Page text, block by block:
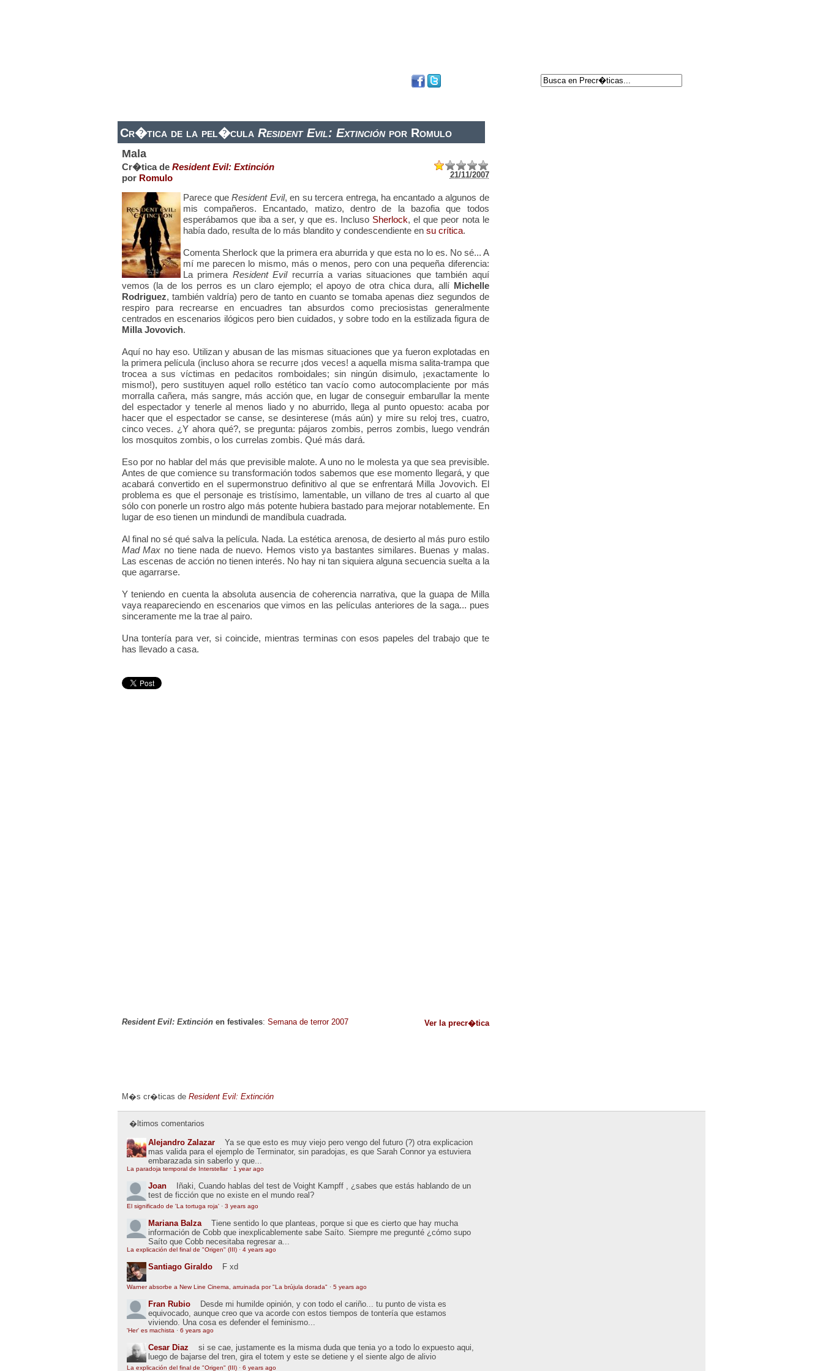
Cr�tica de la pel�cula Resident Evil: Extinciónpor Romulo
Mala
21/11/2007
Cr�tica de Resident Evil: Extinción
por Romulo
Parece queResident Evil, en su tercera entrega, ha encantado a algunos de
mis compañeros. Encantado, matizo, dentro de la bazofia que todos
esperábamos que iba a ser, y que es. Incluso Sherlock, el que peor nota le
había dado, resulta de lo más blandito y condescendiente en su crítica.
Comenta Sherlock que la primera era aburrida y que esta no lo es. No sé... A
mí me parecen lo mismo, más o menos, pero con una pequeña diferencia:
La primera Resident Evilrecurría a varias situaciones que también aquí
vemos (la de los perros es un claro ejemplo; el apoyo de otra chica dura, allí Michelle
Rodriguez, también valdría) pero de tanto en cuanto se tomaba apenas diez segundos de
respiro para recrearse en encuadres tan absurdos como preciosistas generalmente
centrados en escenarios ilógicos pero bien cuidados, y sobre todo en la estilizada figura de
Milla Jovovich.
Aquí no hay eso. Utilizan y abusan de las mismas situaciones que ya fueron explotadas en
la primera película (incluso ahora se recurre ¡dos veces! a aquella misma salita-trampa que
trocea a sus víctimas en pedacitos romboidales; sin ningún disimulo, ¡exactamente lo
mismo!), pero sustituyen aquel rollo estético tan vacío como autocomplaciente por más
morralla cañera, más sangre, más acción que, en lugar de conseguir embarullar la mente
del espectador y tenerle al menos liado y no aburrido, llega al punto opuesto: acaba por
hacer que el espectador se canse, se desinterese (más aún) y mire su reloj tres, cuatro,
cinco veces. ¿Y ahora qué?, se pregunta: pájaros zombis, perros zombis, luego vendrán
los mosquitos zombis, o los currelas zombis. Qué más dará.
Eso por no hablar del más que previsible malote. A uno no le molesta ya que sea previsible.
Antes de que comience su transformación todos sabemos que ese momento llegará, y que
acabará convertido en el supermonstruo definitivo al que se enfrentará Milla Jovovich. El
problema es que el personaje es tristísimo, lamentable, un villano de tres al cuarto al que
sólo con ponerle un rostro algo más potente hubiera bastado para mejorar notablemente. En
lugar de eso tienen un mindundi de mandíbula cuadrada.
Al final no sé qué salva la película. Nada. La estética arenosa, de desierto al más puro estilo
Mad Max no tiene nada de nuevo. Hemos visto ya bastantes similares. Buenas y malas.
Las escenas de acción no tienen interés. No hay ni tan siquiera alguna secuencia suelta a la
que agarrarse.
Y teniendo en cuenta la absoluta ausencia de coherencia narrativa, que la guapa de Milla
vaya reapareciendo en escenarios que vimos en las películas anteriores de la saga... pues
sinceramente me la trae al pairo.
Una tontería para ver, si coincide, mientras terminas con esos papeles del trabajo que te
has llevado a casa.
Resident Evil: Extinciónen festivales: Semana de terror 2007
M�s cr�ticas de Resident Evil: Extinción
Ver la precr�tica
�ltimos comentarios
Alejandro Zalazar
Ya se que esto es muy viejo pero vengo del futuro (?) otra explicacion
mas valida para el ejemplo de Terminator, sin paradojas, es que Sarah Connor ya estuviera
embarazada sin saberlo y que...
La paradoja temporal de Interstellar· 1 year ago
Joan
Iñaki, Cuando hablas del test de Voight Kampff , ¿sabes que estás hablando de un
test de ficción que no existe en el mundo real?
El significado de 'La tortuga roja' · 3 years ago
Mariana Balza
Tiene sentido lo que planteas, porque si que es cierto que hay mucha
información de Cobb que inexplicablemente sabe Saíto. Siempre me pregunté ¿cómo supo
Saíto que Cobb necesitaba regresar a...
La explicación del final de "Origen" (III) · 4 years ago
Santiago Giraldo F xd
Warner absorbe a New Line Cinema, arruinada por "La brújula dorada" · 5 years ago
Fran Rubio
Desde mi humilde opinión, y con todo el cariño... tu punto de vista es
equivocado, aunque creo que va acorde con estos tiempos de tontería que estamos
viviendo. Una cosa es defender el feminismo...
'Her' es machista · 6 years ago
Cesar Diaz
si se cae, justamente es la misma duda que tenia yo a todo lo expuesto aqui,
luego de bajarse del tren, gira el totem y este se detiene y el siente algo de alivio
La explicación del final de "Origen" (III) · 6 years ago